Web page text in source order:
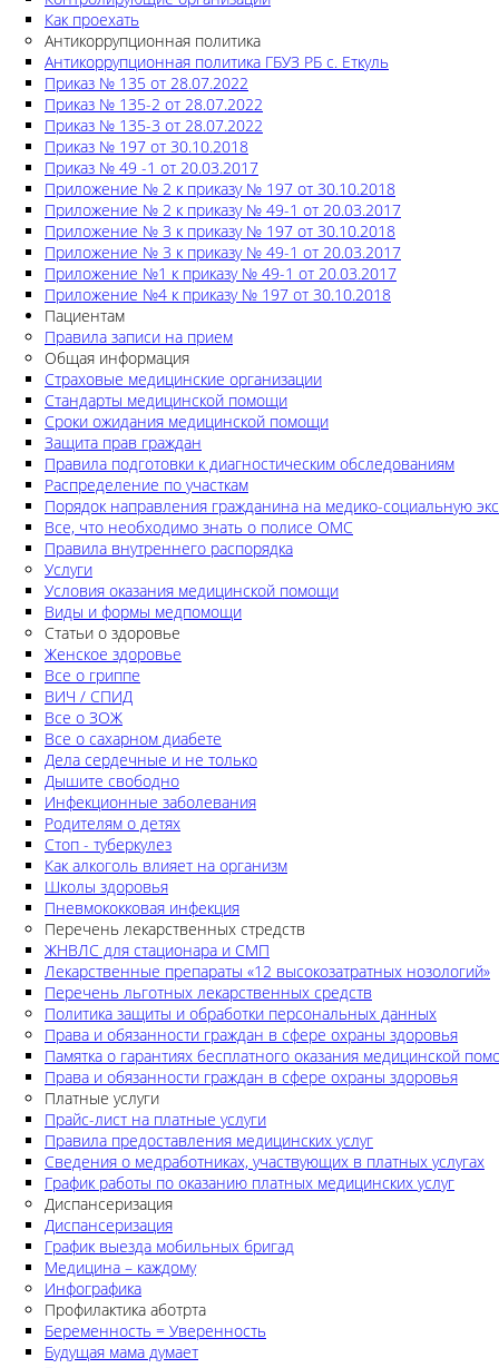
Как проехать
Антикоррупционная политика
Антикоррупционная политика ГБУЗ РБ с. Еткуль
Приказ № 135 от 28.07.2022
Приказ № 135-2 от 28.07.2022
Приказ № 135-3 от 28.07.2022
Приказ № 197 от 30.10.2018
Приказ № 49 -1 от 20.03.2017
Приложение № 2 к приказу № 197 от 30.10.2018
Приложение № 2 к приказу № 49-1 от 20.03.2017
Приложение № 3 к приказу № 197 от 30.10.2018
Приложение № 3 к приказу № 49-1 от 20.03.2017
Приложение №1 к приказу № 49-1 от 20.03.2017
Приложение №4 к приказу № 197 от 30.10.2018
Пациентам
Правила записи на прием
Общая информация
Страховые медицинские организации
Стандарты медицинской помощи
Сроки ожидания медицинской помощи
Защита прав граждан
Правила подготовки к диагностическим обследованиям
Распределение по участкам
Порядок направления гражданина на медико-социальную
Все, что необходимо знать о полисе ОМС
Правила внутреннего распорядка
Услуги
Условия оказания медицинской помощи
Виды и формы медпомощи
Статьи о здоровье
Женское здоровье
Все о гриппе
ВИЧ / СПИД
Все о ЗОЖ
Все о сахарном диабете
Дела сердечные и не только
Дышите свободно
Инфекционные заболевания
Родителям о детях
Стоп - туберкулез
Как алкоголь влияет на организм
Школы здоровья
Пневмококковая инфекция
Перечень лекарственных стредств
ЖНВЛС для стационара и СМП
Лекарственные препараты «12 высокозатратных нозологий»
Перечень льготных лекарственных средств
Политика защиты и обработки персональных данных
Права и обязанности граждан в сфере охраны здоровья
Памятка о гарантиях бесплатного оказания медицинской
Права и обязанности граждан в сфере охраны здоровья
Платные услуги
Прайс-лист на платные услуги
Правила предоставления медицинских услуг
Сведения о медработниках, участвующих в платных услугах
График работы по оказанию платных медицинских услуг
Диспансеризация
Диспансеризация
График выезда мобильных бригад
Медицина – каждому
Инфографика
Профилактика аботрта
Беременность = Уверенность
Будущая мама думает